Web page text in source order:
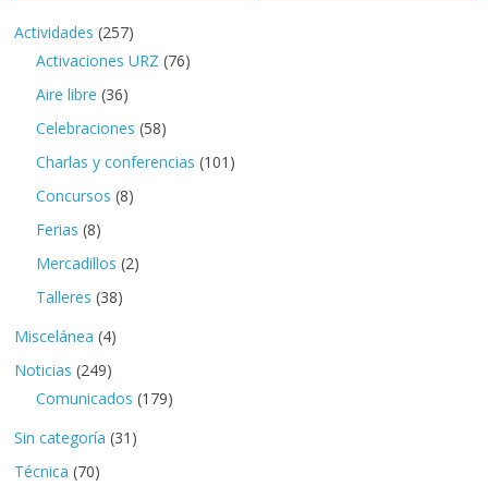
Actividades (257)
Activaciones URZ (76)
Aire libre (36)
Celebraciones (58)
Charlas y conferencias (101)
Concursos (8)
Ferias (8)
Mercadillos (2)
Talleres (38)
Miscelánea (4)
Noticias (249)
Comunicados (179)
Sin categoría (31)
Técnica (70)